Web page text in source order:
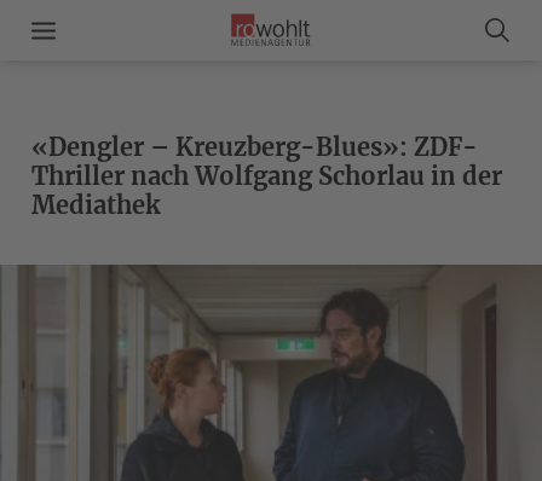
«Dengler – Kreuzberg-Blues»: ZDF-
Thriller nach Wolfgang Schorlau in der
Mediathek